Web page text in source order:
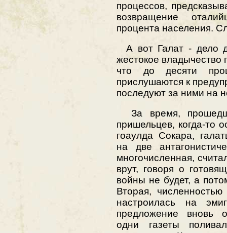
процессов,
возвращение
процента населения.
А вот Галат - дело
жестокое владычество
что до десяти
прислушаются к
последуют за ними на
За время,
пришельцев, когда-то
гоаулда Сокара,
на две
многочисленная,
врут, говоря о
войны не будет, а
Вторая,
настроилась на
предложение вновь
одни газеты